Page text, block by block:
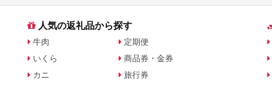
人気の返礼品から探す
牛肉
いくら
カニ
定期便
商品券・金券
旅行券